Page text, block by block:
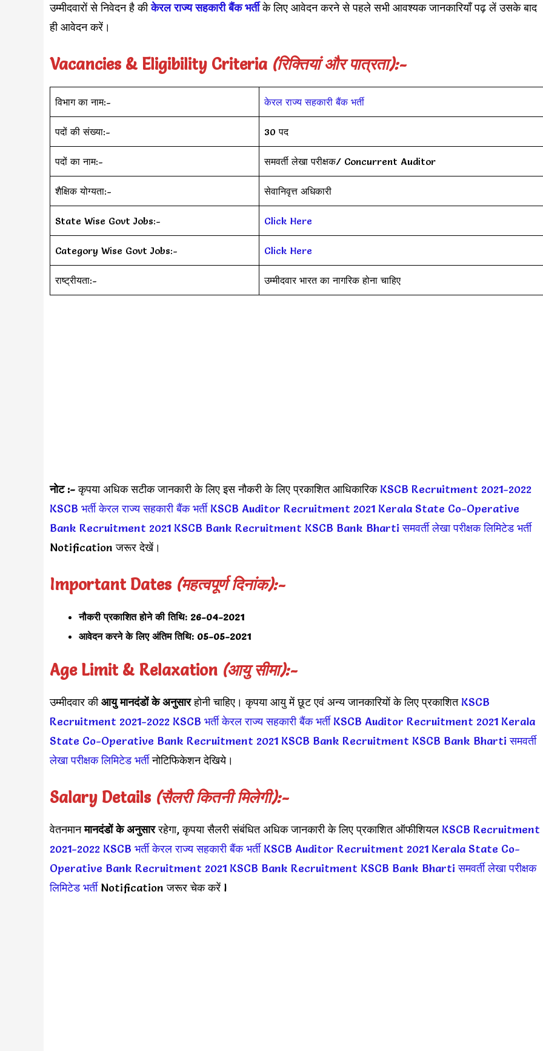
उम्मीदवारों से निवेदन है कीकेरल राज्य सहकारी बैंक भर्तीके लिए आवेदन करने से पहले सभी आवश्यक जानकारियाँ पढ़ लें उसके बाद
ही आवेदन करें।
Vacancies & Eligibility Criteria (रिक्तियां और पात्रता):-
विभाग का नाम:- केरल राज्य सहकारी बैंक भर्ती
पदों की संख्या:- 30 पद
पदों का नाम:- समवर्ती लेखा परीक्षक/ Concurrent Auditor
शैक्षिक योग्यता:- सेवानिवृत्त अधिकारी
State Wise Govt Jobs:- Click Here
Category Wise Govt Jobs:- Click Here
राष्ट्रीयता:- उम्मीदवार भारत का नागरिक होना चाहिए
नोट :-कृपया अधिक सटीक जानकारी के लिए इस नौकरी के लिए प्रकाशित आधिकारिक KSCB Recruitment 2021-2022
KSCB भर्ती केरल राज्य सहकारी बैंक भर्ती KSCB Auditor Recruitment 2021 Kerala State Co-Operative
Bank Recruitment 2021 KSCB Bank Recruitment KSCB Bank Bharti समवर्ती लेखा परीक्षक लिमिटेड भर्ती
Notification जरूर देखें।
Important Dates (महत्वपूर्ण दिनांक):-
नौकरी प्रकाशित होने की तिथि: 26-04-2021
आवेदन करने के लिए अंतिम तिथि: 05-05-2021
Age Limit & Relaxation (आयु सीमा):-
उम्मीदवार कीआयुमानदंडों के अनुसारहोनी चाहिए। कृपया आयु में छूट एवं अन्य जानकारियों के लिए प्रकाशित KSCB
Recruitment 2021-2022 KSCB भर्ती केरल राज्य सहकारी बैंक भर्ती KSCB Auditor Recruitment 2021 Kerala
State Co-Operative Bank Recruitment 2021 KSCB Bank Recruitment KSCB Bank Bharti समवर्ती
लेखा परीक्षक लिमिटेड भर्तीनोटिफिकेशन देखिये।
Salary Details (सैलरी कितनी मिलेगी):-
वेतनमानमानदंडों के अनुसाररहेगा, कृपया सैलरी संबंधित अधिक जानकारी के लिए प्रकाशित ऑफीशियल KSCB Recruitment
2021-2022 KSCB भर्ती केरल राज्य सहकारी बैंक भर्ती KSCB Auditor Recruitment 2021 Kerala State Co-
Operative Bank Recruitment 2021 KSCB Bank Recruitment KSCB Bank Bharti समवर्ती लेखा परीक्षक
लिमिटेड भर्तीNotification जरूर चेक करें l